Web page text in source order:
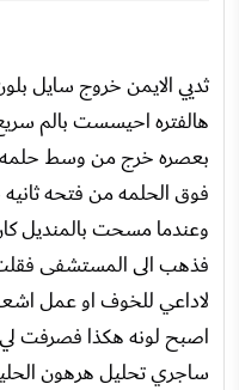
ثديي الايمن خروج سايل
هالفتره احيسست بالم
بعصره خرج من وسط حلمه
فوق الحلمه من فتحه
وعندما مسحت بالمنديل
فذهب الى المستشفى
لاداعي للخوف او عمل
اصبح لونه هكذا فصرفت